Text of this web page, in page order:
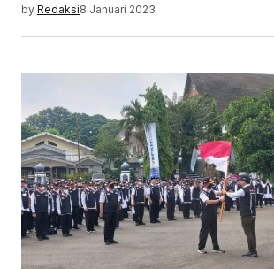
by Redaksi8 Januari 2023